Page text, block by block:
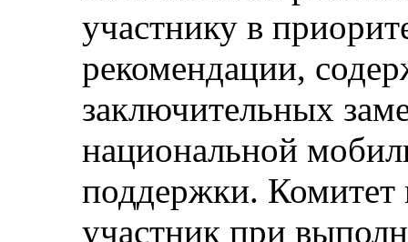
участнику в
рекомендации,
заключительных
национальной
поддержки. Комитет
участник при